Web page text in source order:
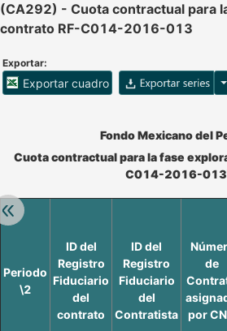
(CA292) - Cuota contractual para
contrato RF-C014-2016-013
Exportar:
Exportar cuadro
Retroceder:
Accesibilidad de CuadrosFondo Mexicano del
Cuota contractual para la fase
C014-2016-
Periodo
\2
ID del
Registro
Fiduciario
del
contrato
ID del
Registro
Fiduciario
del
Contratista
de
por